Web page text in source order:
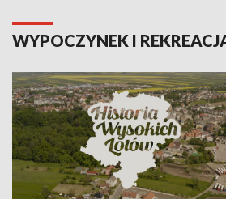
WYPOCZYNEK I